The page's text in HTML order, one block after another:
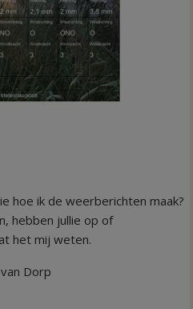
hoe ik de weerberichten maak?
hebben jullie op of
het mij weten.
Dorp